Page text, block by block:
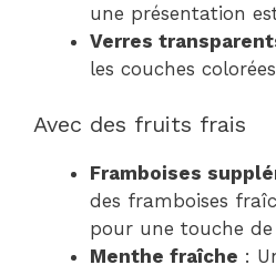
une présentation
Verres
les couches
Avec des fruits frais
Framboises
des framboises
pour une touche de
Menthe fraîche :